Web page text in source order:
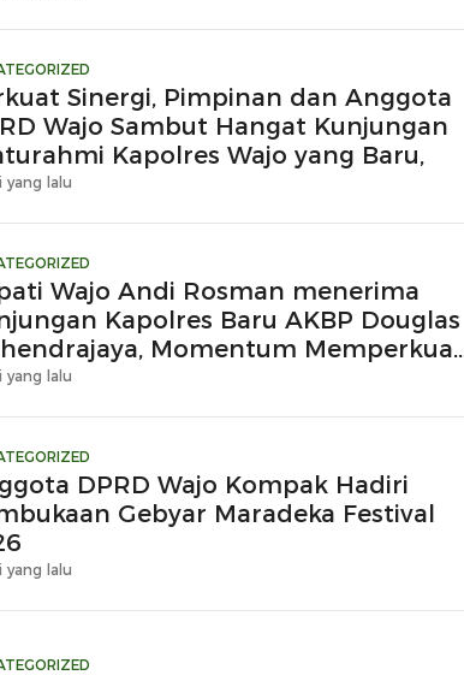
Sinergi, Pimpinan dan Anggota
Wajo Sambut Hangat Kunjungan
Kapolres Wajo yang Baru,
yang lalu
Wajo Andi Rosman menerima
Kapolres Baru AKBP Douglas
Momentum Memperkuat
yang lalu
DPRD Wajo Kompak Hadiri
Gebyar Maradeka Festival
yang lalu